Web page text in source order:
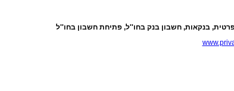
בנקאות, חשבון בנק בחו''ל, פתיחת חשבון בחו''ל